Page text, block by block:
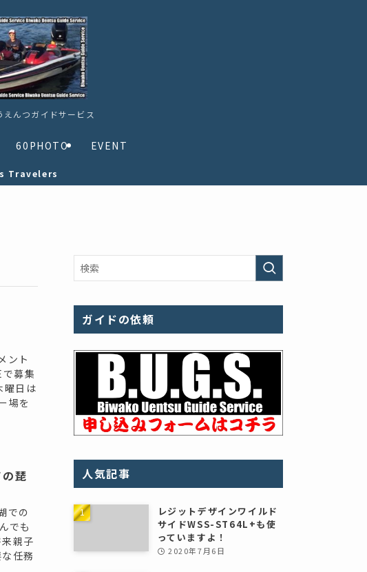
んつガイドサービス
60PHOTO EVENT
Travelers
ント
募集
曜日は
場を
琵
での
でも
親子
任務
ガイドの依頼
人気記事
レジットデザインワイルド
サイドWSS-ST64L+も使
っていますよ！
2020年7月6日